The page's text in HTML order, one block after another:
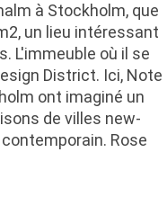
à Stockholm, que
un lieu intéressant
L'immeuble où il se
District. Ici, Note
ont imaginé un
de villes new-
Rose